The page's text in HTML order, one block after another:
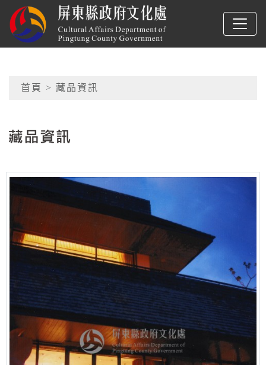
跳到主要內容
屏東縣政府文化處
網頁導覽
首頁 > 藏品資訊